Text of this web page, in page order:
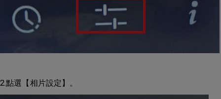
2.點選【相片設定】。